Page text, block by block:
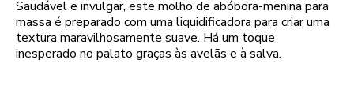
Saudável e invulgar, este molho de abóbora-menina para
massa é preparado com uma liquidificadora para criar uma
textura maravilhosamente suave. Há um toque
inesperado no palato graças às avelãs e à salva.